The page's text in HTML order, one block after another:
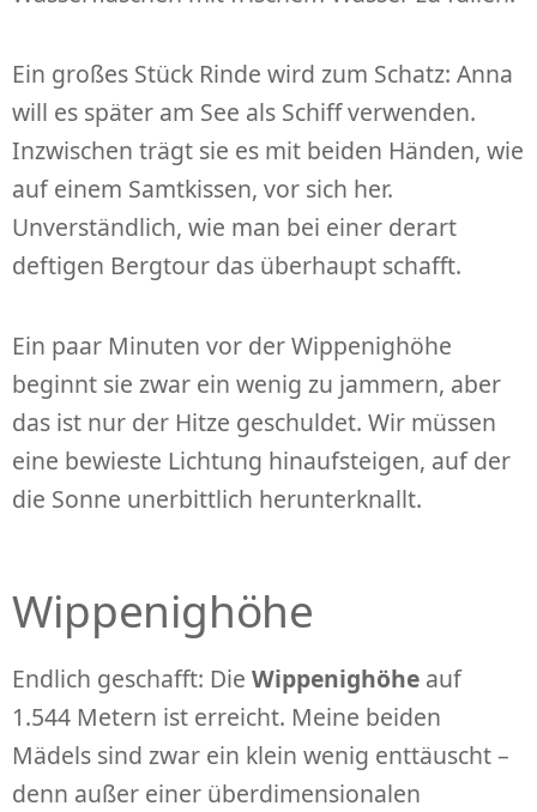
Ein großes Stück Rinde wird zum Schatz: Anna
will es später am See als Schiff verwenden.
Inzwischen trägt sie es mit beiden Händen, wie
auf einem Samtkissen, vor sich her.
Unverständlich, wie man bei einer derart
deftigen Bergtour das überhaupt schafft.
Ein paar Minuten vor der Wippenighöhe
beginnt sie zwar ein wenig zu jammern, aber
das ist nur der Hitze geschuldet. Wir müssen
eine bewieste Lichtung hinaufsteigen, auf der
die Sonne unerbittlich herunterknallt.
Wippenighöhe
Endlich geschafft: Die Wippenighöhe auf
1.544 Metern ist erreicht. Meine beiden
Mädels sind zwar ein klein wenig enttäuscht –
denn außer einer überdimensionalen